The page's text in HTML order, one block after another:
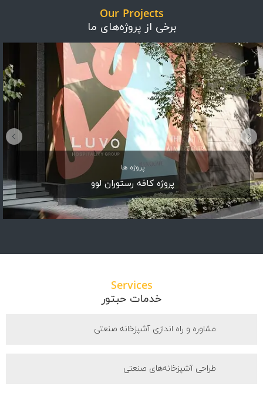
Our Projects
برخی از پروژه‌های ما
پروژه ها
پروژه کافه رستوران لوو
Services
خدمات حبتور
مشاوره و راه اندازی آشپزخانه صنعتی
طراحی آشپزخانه‌های صنعتی